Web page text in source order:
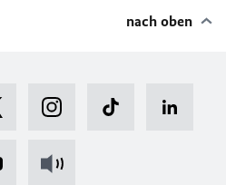
nach oben